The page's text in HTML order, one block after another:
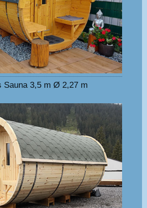
Sauna 3,5 m Ø 2,27 m